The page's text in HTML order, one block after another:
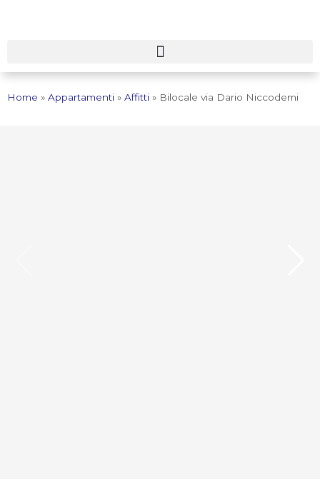
Home » Appartamenti » Affitti » Bilocale via Dario Niccodemi